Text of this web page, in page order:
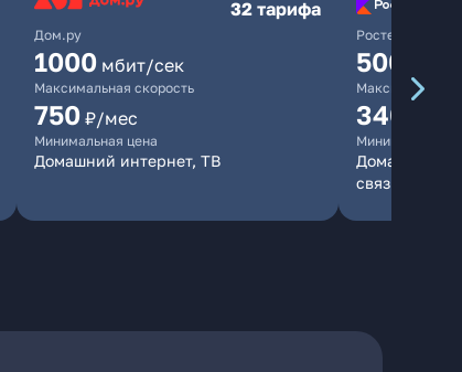
Дом.ру
32 тарифа
1000 мбит/сек
Максимальная скорость
750 ₽/мес
Минимальная цена
Домашний интернет, ТВ
Ростелеком
500
Максимальная
340
Минимальная
Домашний
связь